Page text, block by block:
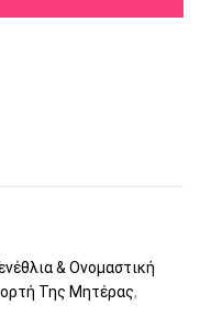
& Ονομαστική
Της Μητέρας,